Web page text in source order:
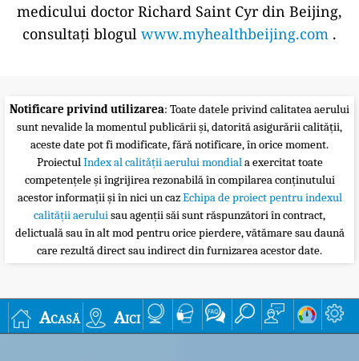
medicului doctor Richard Saint Cyr din Beijing,
consultați blogul www.myhealthbeijing.com .
Notificare privind utilizarea: Toate datele privind calitatea aerului
sunt nevalide la momentul publicării și, datorită asigurării calității,
aceste date pot fi modificate, fără notificare, în orice moment.
ProiectulIndex al calității aerului mondiala exercitat toate
competențele și îngrijirea rezonabilă în compilarea conținutului
acestor informații și în nici un cazEchipa de proiect pentru indexul
calității aeruluisau agenții săi sunt răspunzători în contract,
delictuală sau în alt mod pentru orice pierdere, vătămare sau daună
care rezultă direct sau indirect din furnizarea acestor date.
Acasă Aici